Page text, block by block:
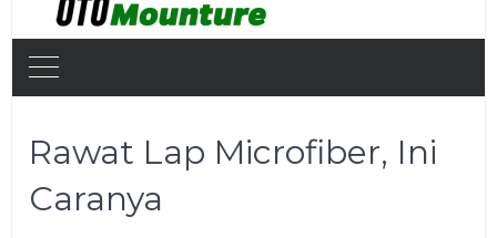
Rawat Lap Microfiber, Ini
Caranya